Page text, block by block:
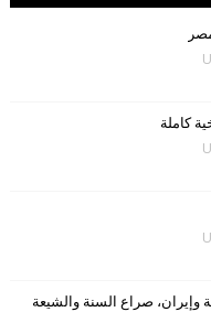
كاملة
وإيران، صراع السنة والشيعة